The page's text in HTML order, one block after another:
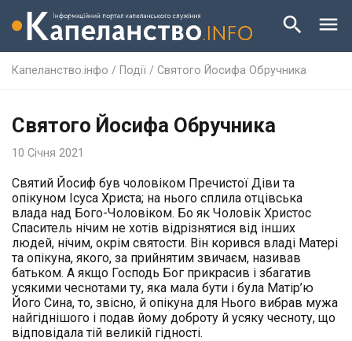
Капеланство.інфо / Події / Святого Йосифа Обручника
Святого Йосифа Обручника
10 Січня 2021
Святий Йосиф був чоловіком Пречистої Діви та
опікуном Ісуса Христа; на нього сплила отцівська
влада над Бого-Чоловіком. Бо як Чоловік Христос
Спаситель нічим не хотів відрізнятися від інших
людей, нічим, окрім святости. Він корився владі Матері
та опікуна, якого, за прийнятим звичаєм, називав
батьком. А якщо Господь Бог прикрасив і збагатив
усякими чеснотами ту, яка мала бути і була Матір’ю
Його Сина, то, звісно, й опікуна для Нього вибрав мужа
найгіднішого і подав йому доброту й усяку чесноту, що
відповідала тій великій гідності.